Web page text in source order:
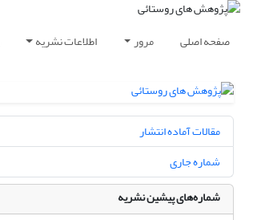
صفحه اصلی مرور اطلاعات نشریه
مقالات آماده انتشار
شماره جاری
شماره‌های پیشین نشریه